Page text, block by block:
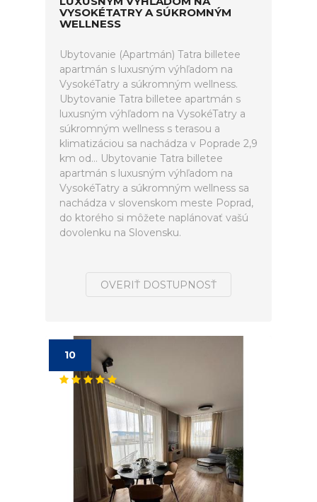
VYSOKÉTATRY A SÚKROMNÝM
WELLNESS
Ubytovanie (Apartmán) Tatra billetee
apartmán s luxusným výhľadom na
VysokéTatry a súkromným wellness.
Ubytovanie Tatra billetee apartmán s
luxusným výhľadom na VysokéTatry a
súkromným wellness s terasou a
klimatizáciou sa nachádza v Poprade 2,9
km od... Ubytovanie Tatra billetee
apartmán s luxusným výhľadom na
VysokéTatry a súkromným wellness sa
nachádza v slovenskom meste Poprad,
do ktorého si môžete naplánovať vašú
dovolenku na Slovensku.
OVERIŤ DOSTUPNOSŤ
10